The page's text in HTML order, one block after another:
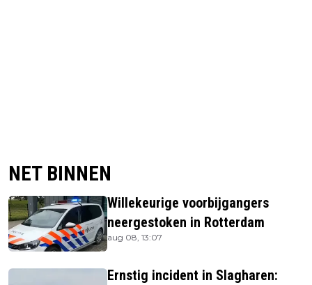
NET BINNEN
Willekeurige voorbijgangers
neergestoken in Rotterdam
aug 08, 13:07
Ernstig incident in Slagharen: